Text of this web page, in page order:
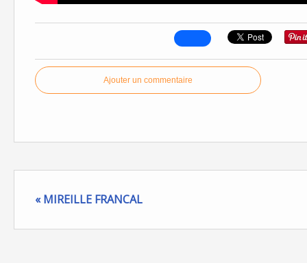
Ajouter un commentaire
« MIREILLE FRANCAL